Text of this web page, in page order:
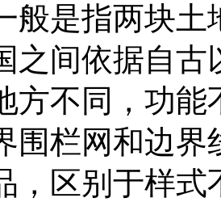
般是指两块
之间依据自
方不同，功
围栏网和边
，区别于样式